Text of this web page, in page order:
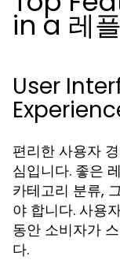
in a 레
User
편리한 사용자
심입니다. 좋은
카테고리 분류,
야 합니다. 사용
동안 소비자가
다.